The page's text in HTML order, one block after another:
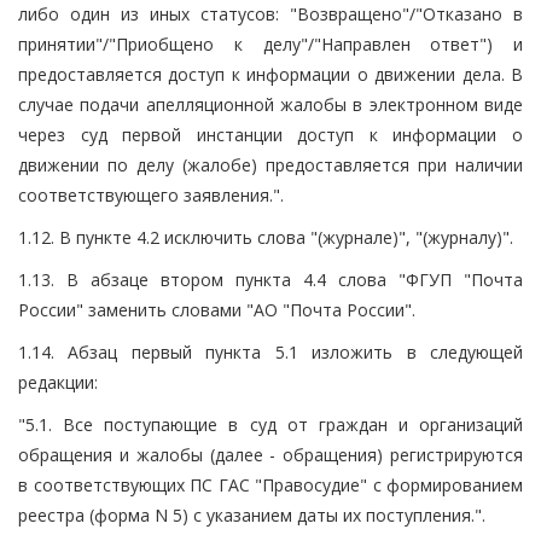
либо один из иных статусов: "Возвращено"/"Отказано в
принятии"/"Приобщено к делу"/"Направлен ответ") и
предоставляется доступ к информации о движении дела. В
случае подачи апелляционной жалобы в электронном виде
через суд первой инстанции доступ к информации о
движении по делу (жалобе) предоставляется при наличии
соответствующего заявления.".
1.12. В пункте 4.2 исключить слова "(журнале)", "(журналу)".
1.13. В абзаце втором пункта 4.4 слова "ФГУП "Почта
России" заменить словами "АО "Почта России".
1.14. Абзац первый пункта 5.1 изложить в следующей
редакции:
"5.1. Все поступающие в суд от граждан и организаций
обращения и жалобы (далее - обращения) регистрируются
в соответствующих ПС ГАС "Правосудие" с формированием
реестра (форма N 5) с указанием даты их поступления.".